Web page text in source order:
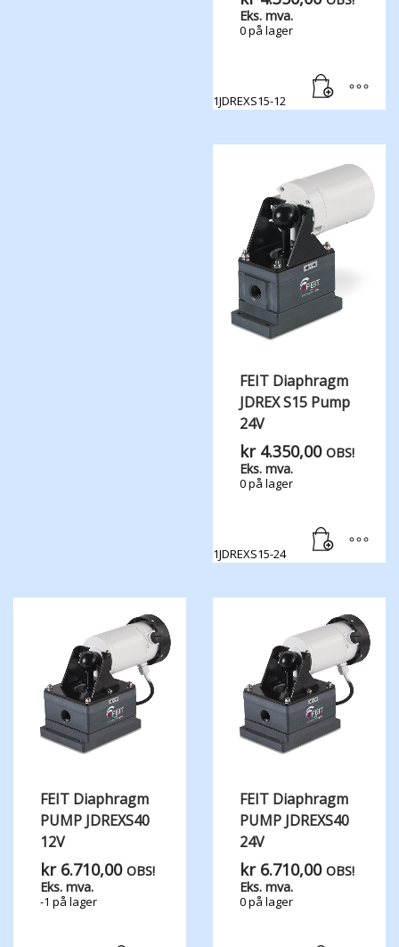
Eks. mva.
0 på lager
1JDREXS15-12
FEIT Diaphragm
JDREX S15 Pump
24V
kr4.350,00 OBS!
Eks. mva.
0 på lager
1JDREXS15-24
FEIT Diaphragm
PUMP JDREXS40
12V
kr6.710,00 OBS!
Eks. mva.
-1 på lager
FEIT Diaphragm
PUMP JDREXS40
24V
kr6.710,00 OBS!
Eks. mva.
0 på lager